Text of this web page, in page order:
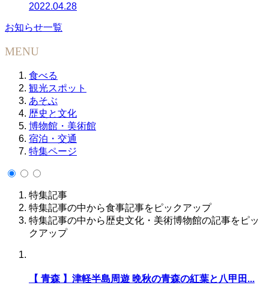
2022.04.28
お知らせ一覧
MENU
食べる
観光スポット
あそぶ
歴史と文化
博物館・美術館
宿泊・交通
特集ページ
特集記事
特集記事の中から食事記事をピックアップ
特集記事の中から歴史文化・美術博物館の記事をピッ
クアップ
【 青森 】津軽半島周遊 晩秋の青森の紅葉と八甲田...